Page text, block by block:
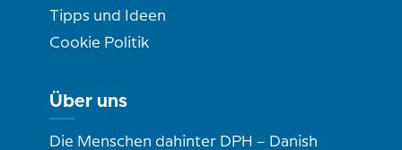
Tipps und Ideen
Cookie Politik
Über uns
Die Menschen dahinter DPH – Danish